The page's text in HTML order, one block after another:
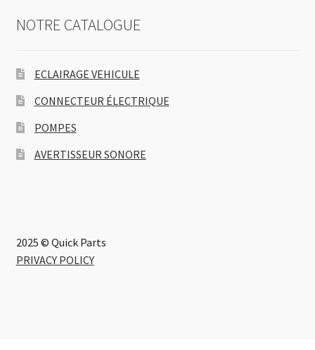
NOTRE CATALOGUE
ECLAIRAGE VEHICULE
CONNECTEUR ÉLECTRIQUE
POMPES
AVERTISSEUR SONORE
2025 © Quick Parts
PRIVACY POLICY